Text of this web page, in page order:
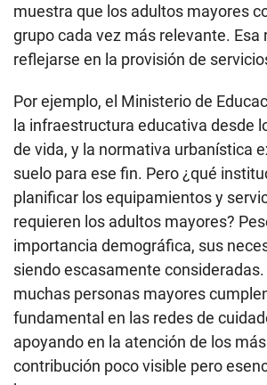
muestra que los adultos mayores
grupo cada vez más relevante. Esa
reflejarse en la provisión de
Por ejemplo, el Ministerio de
la infraestructura educativa desde
de vida, y la normativa urbanística
suelo para ese fin. Pero ¿qué
planificar los equipamientos y
requieren los adultos mayores?
importancia demográfica, sus
siendo escasamente
muchas personas mayores
fundamental en las redes de
apoyando en la atención de los
contribución poco visible pero